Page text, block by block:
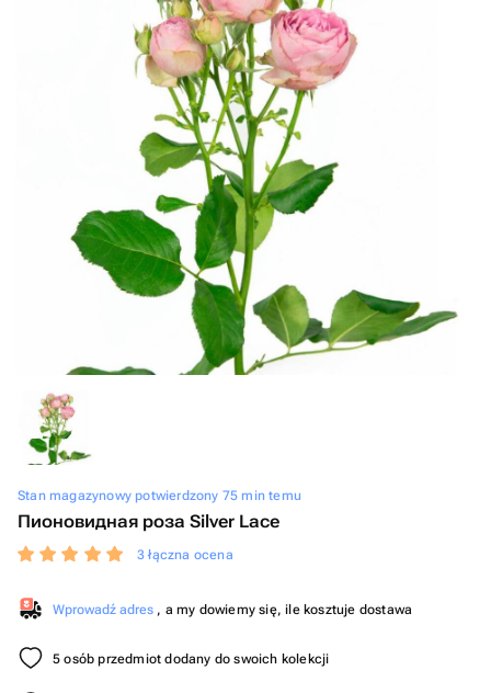
Stan magazynowy potwierdzony 75 min temu
Пионовидная роза Silver Lace
3 łączna ocena
Wprowadź adres , a my dowiemy się, ile kosztuje dostawa
5 osób przedmiot dodany do swoich kolekcji